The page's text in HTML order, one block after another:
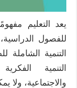
يعد التعليم
للفصول
التنمية الشاملة
التنمية
والاجتماعية، ولا